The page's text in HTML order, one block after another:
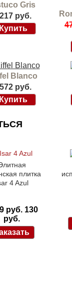
Gris
руб.
Blanco
руб.
плитка
4 Azul
руб. 130
руб.